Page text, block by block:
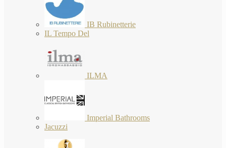
IB Rubinetterie
IL Tempo Del
ILMA
Imperial Bathrooms
Jacuzzi